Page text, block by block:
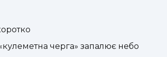
черга» запалює небо